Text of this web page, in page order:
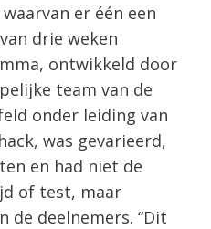
er één een
drie weken
ontwikkeld door
team van de
onder leiding van
was gevarieerd,
en had niet de
of test, maar
de deelnemers. “Dit